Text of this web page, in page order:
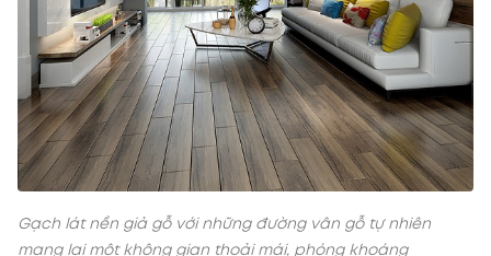
Gạch lát nền giả gỗ với những đường vân gỗ tự nhiên
mang lại một không gian thoải mái, phóng khoáng